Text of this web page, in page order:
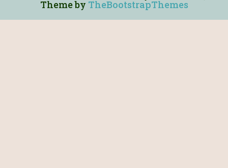
Theme by TheBootstrapThemes